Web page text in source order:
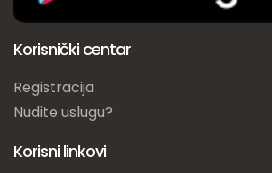
Korisnički centar
Registracija
Nudite uslugu?
Korisni linkovi